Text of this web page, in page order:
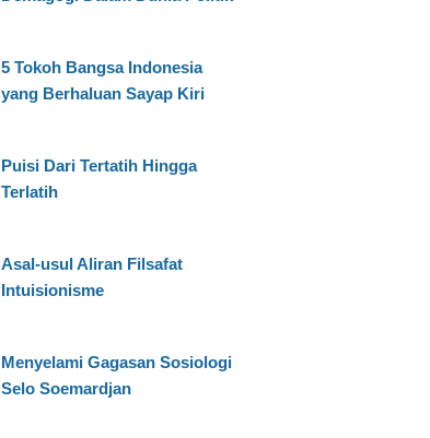
5 Tokoh Bangsa Indonesia
yang Berhaluan Sayap Kiri
Puisi Dari Tertatih Hingga
Terlatih
Asal-usul Aliran Filsafat
Intuisionisme
Menyelami Gagasan Sosiologi
Selo Soemardjan